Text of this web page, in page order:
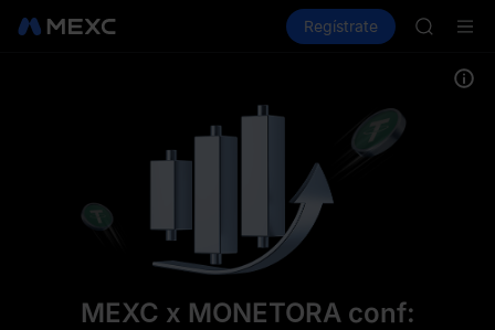
Mercados Spot Futuros
Regístrate
MEXC x MONETORA conf: